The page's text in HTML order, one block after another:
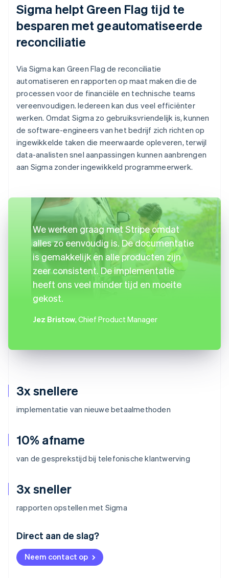
3x snellere
implementatie van nieuwe betaalmethoden
10% afname
van de gesprekstijd bij telefonische klantwerving
3x sneller
rapporten opstellen met Sigma
Direct aan de slag?
Neem contact op
Sigma helpt Green Flag tijd te
besparen met geautomatiseerde
reconciliatie
Via Sigma kan Green Flag de reconciliatie
automatiseren en rapporten op maat maken die de
processen voor de financiële en technische teams
vereenvoudigen. Iedereen kan dus veel efficiënter
werken. Omdat Sigma zo gebruiksvriendelijk is, kunnen
de software-engineers van het bedrijf zich richten op
ingewikkelde taken die meerwaarde opleveren, terwijl
data-analisten snel aanpassingen kunnen aanbrengen
aan Sigma zonder ingewikkeld programmeerwerk.
We werken graag met Stripe omdat
alles zo eenvoudig is. De documentatie
is gemakkelijk en alle producten zijn
zeer consistent. De implementatie
heeft ons veel minder tijd en moeite
gekost.
Jez Bristow, Chief Product Manager
Australië
English
België
NederlandsFrançais Deutsch